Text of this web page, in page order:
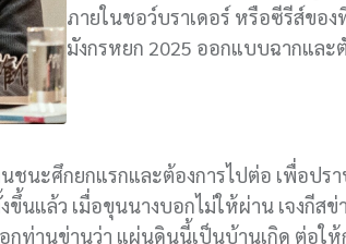
ภายในชอว์บราเดอร์ หรือซีรีส์ขอ
มังกรหยก 2025 ออกแบบฉากและ
ชนะศึกยกแรกและต้องการไปต่อ เพื่อปร
นแล้ว เมื่อขุนนางบอกไม่ให้ผ่าน เจงกีส
อกท่านข่านว่า แผ่นดินนี้เป็นบ้านเกิด ต่